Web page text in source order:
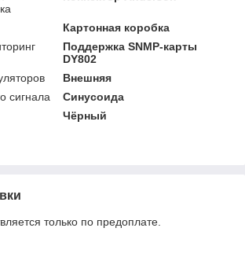
Картонная коробка
Поддержка SNMP-карты
DY802
Внешняя
сигнала
Синусоида
Чёрный
только по предоплате.